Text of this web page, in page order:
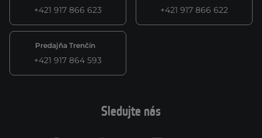
+421 917 866 623 +421 917 866 622
Predajňa Trenčín
+421 917 864 593
Sledujte nás